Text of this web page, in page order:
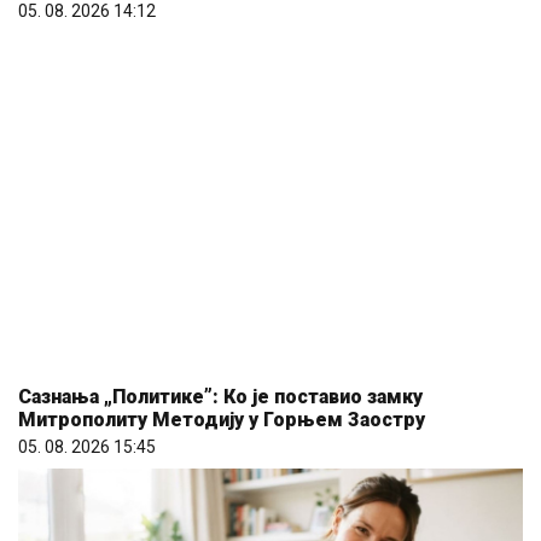
05. 08. 2026 14:12
Сазнања „Политике”: Ко је поставио замку
Митрополиту Методију у Горњем Заостру
05. 08. 2026 15:45